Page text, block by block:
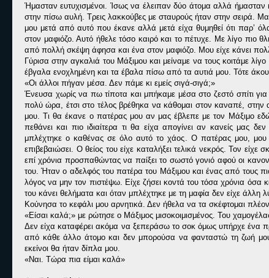
Ήμασταν ευτυχισμένοι. Ίσως να έλειπαν δύο άτομα αλλά
στην πίσω αυλή. Τρεις λακκούβες με σταυρούς ήταν στην σειρά.
μου μετά από αυτό που έκανε αλλά μετά είχα θυμηθεί ότι παρ’
στον μαφιόζο. Αυτό ήθελε τόσο καιρό και το πέτυχε. Με λίγο πιο
από πολλή σκέψη άφησα και ένα στον μαφιόζο. Μου είχε κάνει
Γύρισα στην αγκαλιά του Μάξιμου και μείναμε να τους κοιτάμε
έβγαλα ενοχλημένη και τα έβαλα πίσω από τα αυτιά μου. Τότε
«Οι άλλοι πήγαν μέσα. Δεν πάμε κι εμείς σιγά-σιγά;»
Ένευσα χωρίς να πω τίποτα και μπήκαμε μέσα στο ζεστό σπίτι
πολύ ώρα, έτσι στο τέλος βρέθηκα να κάθομαι στον καναπέ, στην
μου. Τι θα έκανε ο πατέρας μου αν μας έβλεπε με τον Μάξιμο
πεθάνει και πιο ιδιαίτερα τι θα είχα απογίνει αν κανείς μας
μπλέχτηκε ο καθένας σε όλο αυτό το χάος. Ο πατέρας μου, μου
επιβεβαιώσει. Ο θείος του είχε καταλήξει τελικά νεκρός. Τον
επί χρόνια προσπαθώντας να παίξει το σωστό γονιό αφού οι
του. Ήταν ο αδελφός του πατέρα του Μάξιμου και ένας από τους
λόγος να μην τον πιστέψω. Είχε ζήσει κοντά του τόσα χρόνια όσα
του κάνει θελήματα και όταν μπλέχτηκε με τη μαφία δεν είχε άλλη
Κούνησα το κεφάλι μου αρνητικά. Δεν ήθελα να τα σκέφτομαι
«Είσαι καλά;» με ρώτησε ο Μάξιμος μισοκοιμισμένος. Του
Δεν είχα καταφέρει ακόμα να ξεπεράσω το σοκ όμως υπήρχε ένα
από κάθε άλλο άτομο και δεν μπορούσα να φανταστώ τη ζωή
εκείνοι θα ήταν δίπλα μου.
«Ναι. Τώρα πια είμαι καλά»